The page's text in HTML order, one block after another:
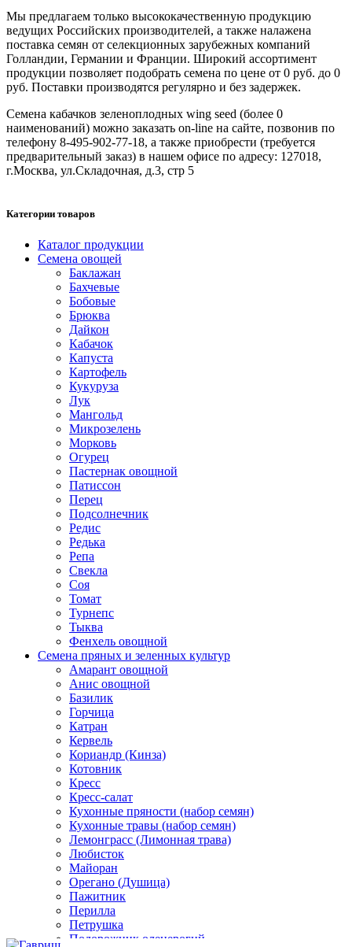
Мы предлагаем только высококачественную продукцию
ведущих Российских производителей, а также налажена
поставка семян от селекционных зарубежных компаний
Голландии, Германии и Франции. Широкий ассортимент
продукции позволяет подобрать семена по цене от 0 руб. до 0
руб. Поставки производятся регулярно и без задержек.
Семена кабачков зеленоплодных wing seed (более 0
наименований) можно заказать on-line на сайте, позвонив по
телефону 8-495-902-77-18, а также приобрести (требуется
предварительный заказ) в нашем офисе по адресу: 127018,
г.Москва, ул.Складочная, д.3, стр 5
Категории товаров
Каталог продукции
Семена овощей
Баклажан
Бахчевые
Бобовые
Брюква
Дайкон
Кабачок
Капуста
Картофель
Кукуруза
Лук
Мангольд
Микрозелень
Морковь
Огурец
Пастернак овощной
Патиссон
Перец
Подсолнечник
Редис
Редька
Репа
Свекла
Соя
Томат
Турнепс
Тыква
Фенхель овощной
Семена пряных и зеленных культур
Амарант овощной
Анис овощной
Базилик
Горчица
Катран
Кервель
Кориандр (Кинза)
Котовник
Кресс
Кресс-салат
Кухонные пряности (набор семян)
Кухонные травы (набор семян)
Лемонграсс (Лимонная трава)
Любисток
Майоран
Орегано (Душица)
Пажитник
Перилла
Петрушка
Подорожник оленерогий